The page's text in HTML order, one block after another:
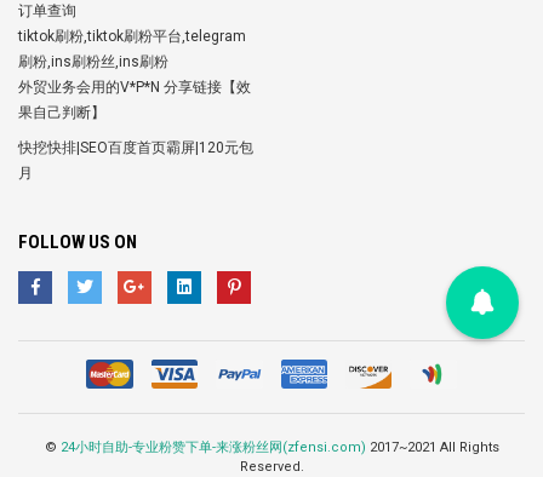
订单查询
tiktok刷粉,tiktok刷粉平台,telegram
刷粉,ins刷粉丝,ins刷粉
外贸业务会用的V*P*N 分享链接【效
果自己判断】
快挖快排|SEO百度首页霸屏|120元包
月
FOLLOW US ON
© 24小时自助-专业粉赞下单-来涨粉丝网(zfensi.com) 2017~2021 All Rights
Reserved.